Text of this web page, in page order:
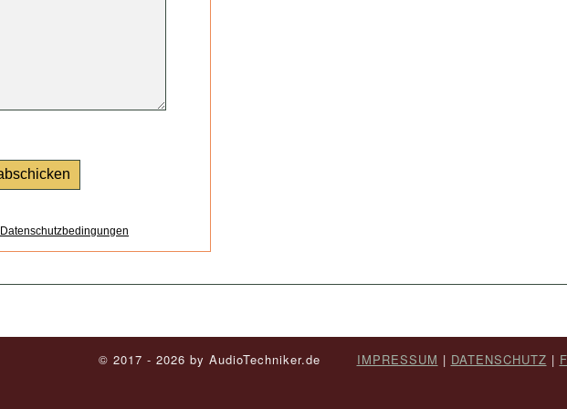
Datenschutzbedingungen
© 2017 - 2026 by AudioTechniker.de IMPRESSUM | DATENSCHUTZ |